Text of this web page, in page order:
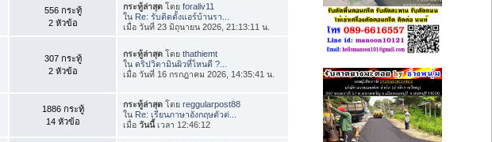
556 กระทู้
2 หัวข้อ
กระทู้ล่าสุด โดยforaliv11
ใน Re: รับติดตั้งแอร์บ้านรา...
เมื่อ วันที่ 23 มิถุนายน 2026, 21:13:11 น.
307 กระทู้
2 หัวข้อ
กระทู้ล่าสุด โดยthathiemt
ในดริปวิตามินผิวที่ไหนดี ?...
เมื่อ วันที่ 16 กรกฎาคม 2026, 14:35:41 น.
1886 กระทู้
14 หัวข้อ
กระทู้ล่าสุด โดยreggularpost88
ใน Re: เรียนภาษาอังกฤษตัวต่...
เมื่อวันนี้เวลา 12:46:12